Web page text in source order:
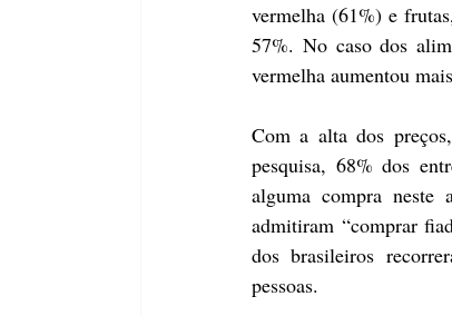
vermelha (61%) e
57%. No caso dos
vermelha aumentou
Com a alta dos
pesquisa, 68% dos
alguma compra
admitiram “comprar
dos brasileiros
pessoas.